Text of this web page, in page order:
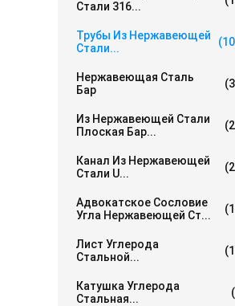
Стали 316...
Трубы Из Нержавеющей
Стали...
Нержавеющая Сталь
Бар
Из Нержавеющей Стали
Плоская Бар...
Канал Из Нержавеющей
Стали U...
Адвокатское Сословие
Угла Нержавеющей Ст...
Лист Углерода
Стальной...
Катушка Углерода
Стальная...